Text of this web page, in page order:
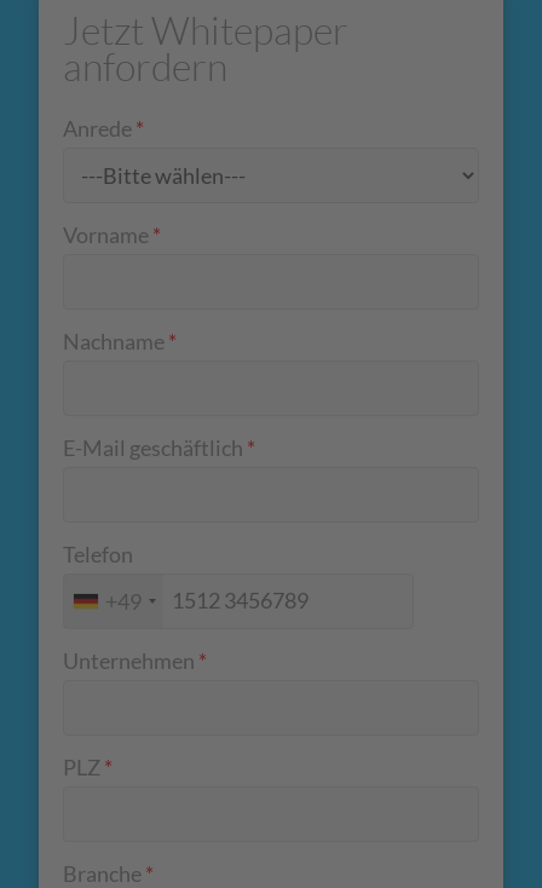
Jetzt Whitepaper
anfordern
Anrede*
Vorname*
Nachname*
E-Mail geschäftlich *
Telefon
+49
Unternehmen *
PLZ *
Branche*